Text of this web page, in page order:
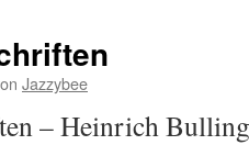
Jazzybee
– Heinrich